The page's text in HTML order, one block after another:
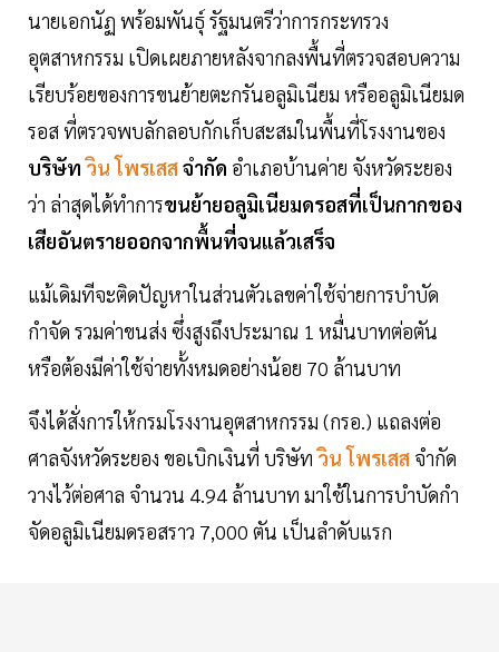
นายเอกนัฏ พร้อมพันธุ์ รัฐมนตรีว่าการกระทรวง
อุตสาหกรรม เปิดเผยภายหลังจากลงพื้นที่ตรวจสอบความ
เรียบร้อยของการขนย้ายตะกรันอลูมิเนียม หรืออลูมิเนียมด
รอส ที่ตรวจพบลักลอบกักเก็บสะสมในพื้นที่โรงงานของ
บริษัทวิน โพรเสสจำกัด อำเภอบ้านค่าย จังหวัดระยอง
ว่า ล่าสุดได้ทำการขนย้ายอลูมิเนียมดรอสที่เป็นกากของ
เสียอันตรายออกจากพื้นที่จนแล้วเสร็จ
แม้เดิมทีจะติดปัญหาในส่วนตัวเลขค่าใช้จ่ายการบำบัด
กำจัด รวมค่าขนส่ง ซึ่งสูงถึงประมาณ 1 หมื่นบาทต่อตัน
หรือต้องมีค่าใช้จ่ายทั้งหมดอย่างน้อย 70 ล้านบาท
จึงได้สั่งการให้กรมโรงงานอุตสาหกรรม (กรอ.) แถลงต่อ
ศาลจังหวัดระยอง ขอเบิกเงินที่ บริษัทวิน โพรเสส จำกัด
วางไว้ต่อศาล จำนวน 4.94 ล้านบาท มาใช้ในการบำบัดกำ
จัดอลูมิเนียมดรอสราว 7,000 ตัน เป็นลำดับแรก